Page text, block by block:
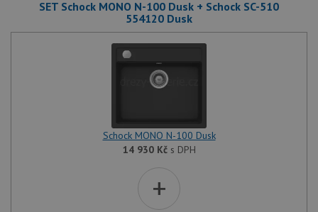
SET Schock MONO N-100 Dusk + Schock SC-510
554120 Dusk
Schock MONO N-100 Dusk
14 930 Kčs DPH
+